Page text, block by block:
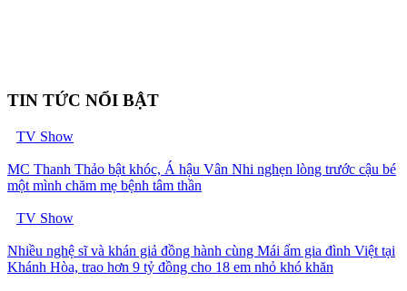
TIN TỨC NỔI BẬT
TV Show
MC Thanh Thảo bật khóc, Á hậu Vân Nhi nghẹn lòng trước cậu bé
một mình chăm mẹ bệnh tâm thần
TV Show
Nhiều nghệ sĩ và khán giả đồng hành cùng Mái ấm gia đình Việt tại
Khánh Hòa, trao hơn 9 tỷ đồng cho 18 em nhỏ khó khăn